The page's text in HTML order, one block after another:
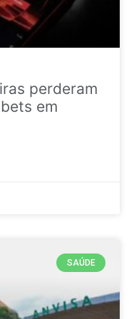
perderam
em
SAÚDE